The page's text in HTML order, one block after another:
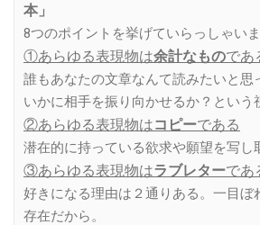
本」
8つのポイントを挙げていらっしゃいま
①あらゆる表現物は余計なものであ
誰もあなたの文章なんて読みたいと思
いかに相手を振り向かせるか？という
②あらゆる表現物はコピーである
潜在的に持っている欲求や願望を写し
③あらゆる表現物はラブレターであ
好きになる理由は２通りある。一目ぼ
存在だから。